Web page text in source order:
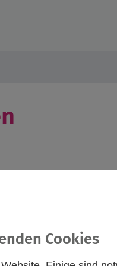
Cookies
die Wildkatze und